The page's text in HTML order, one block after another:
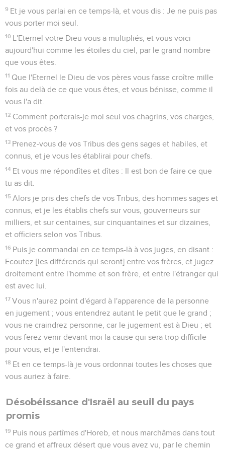
9 Et je vous parlai en ce temps-là, et vous dis : Je ne puis pas
vous porter moi seul.
10 L'Eternel votre Dieu vous a multipliés, et vous voici
aujourd'hui comme les étoiles du ciel, par le grand nombre
que vous êtes.
11 Que l'Eternel le Dieu de vos pères vous fasse croître mille
fois au delà de ce que vous êtes, et vous bénisse, comme il
vous l'a dit.
12 Comment porterais-je moi seul vos chagrins, vos charges,
et vos procès ?
13 Prenez-vous de vos Tribus des gens sages et habiles, et
connus, et je vous les établirai pour chefs.
14 Et vous me répondîtes et dîtes : Il est bon de faire ce que
tu as dit.
15 Alors je pris des chefs de vos Tribus, des hommes sages et
connus, et je les établis chefs sur vous, gouverneurs sur
milliers, et sur centaines, sur cinquantaines et sur dizaines,
et officiers selon vos Tribus.
16 Puis je commandai en ce temps-là à vos juges, en disant :
Ecoutez [les différends qui seront] entre vos frères, et jugez
droitement entre l'homme et son frère, et entre l'étranger qui
est avec lui.
17 Vous n'aurez point d'égard à l'apparence de la personne
en jugement ; vous entendrez autant le petit que le grand ;
vous ne craindrez personne, car le jugement est à Dieu ; et
vous ferez venir devant moi la cause qui sera trop difficile
pour vous, et je l'entendrai.
18 Et en ce temps-là je vous ordonnai toutes les choses que
vous auriez à faire.
Désobéissance d'Israël au seuil du pays
promis
19 Puis nous partîmes d'Horeb, et nous marchâmes dans tout
ce grand et affreux désert que vous avez vu, par le chemin